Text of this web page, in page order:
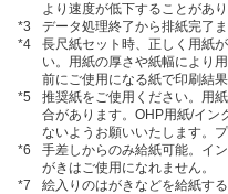
より速度が低下することがあり
*3
データ処理終了から排紙完了ま
*4
長尺紙セット時、正しく用紙
い。用紙の厚さや紙幅により
前にご使用になる紙で印刷結
*5
推奨紙をご使用ください。用
合があります。OHP用紙/イン
ないようお願いいたします。
*6
手差しからのみ給紙可能。イ
がきはご使用になれません。
*7
絵入りのはがきなどを給紙す